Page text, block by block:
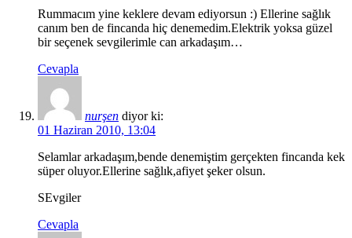
Rummacım yine keklere devam ediyorsun :) Ellerine sağlık
canım ben de fincanda hiç denemedim.Elektrik yoksa güzel
bir seçenek sevgilerimle can arkadaşım…
Cevapla
nurşen diyor ki:
01 Haziran 2010, 13:04
Selamlar arkadaşım,bende denemiştim gerçekten fincanda kek
süper oluyor.Ellerine sağlık,afiyet şeker olsun.
SEvgiler
Cevapla